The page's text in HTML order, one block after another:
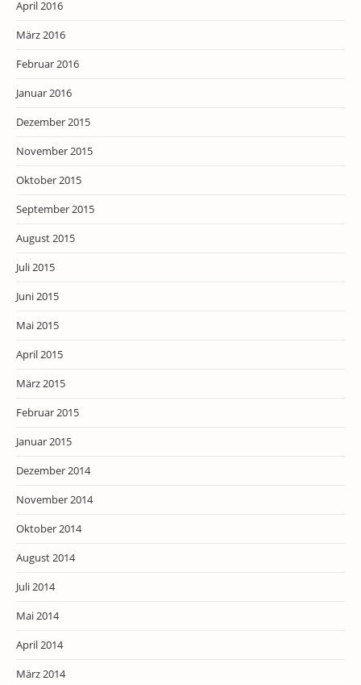
April 2016
März 2016
Februar 2016
Januar 2016
Dezember 2015
November 2015
Oktober 2015
September 2015
August 2015
Juli 2015
Juni 2015
Mai 2015
April 2015
März 2015
Februar 2015
Januar 2015
Dezember 2014
November 2014
Oktober 2014
August 2014
Juli 2014
Mai 2014
April 2014
März 2014